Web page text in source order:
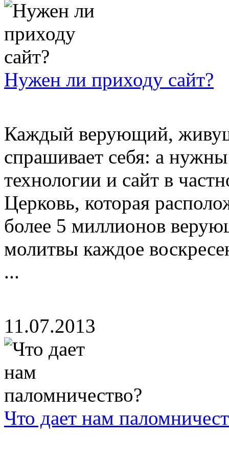
Нужен ли приходу сайт?
Каждый верующий,
спрашивает себя: а
технологии и сайт в
Церковь, которая
более 5 миллионов
молитвы каждое
...
11.07.2013
Что дает нам